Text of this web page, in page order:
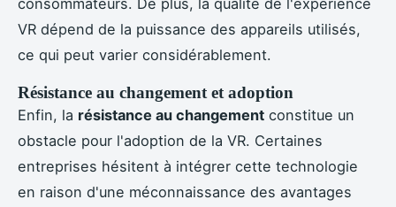
VR dépend de la puissance des appareils utilisés,
ce qui peut varier considérablement.
Résistance au changement et adoption
Enfin, la résistance au changement constitue un
obstacle pour l'adoption de la VR. Certaines
entreprises hésitent à intégrer cette technologie
en raison d'une méconnaissance des avantages